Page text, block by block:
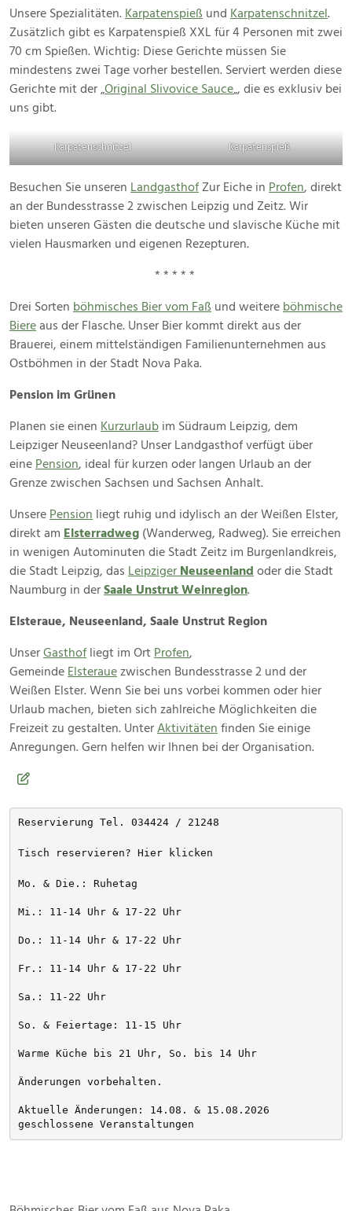
Unsere Spezialitäten. Karpatenspieß und Karpatenschnitzel.
Zusätzlich gibt es Karpatenspieß XXL für 4 Personen mit zwei
70 cm Spießen. Wichtig: Diese Gerichte müssen Sie
mindestens zwei Tage vorher bestellen. Serviert werden diese
Gerichte mit der „Original Slivovice Sauce„, die es exklusiv bei
uns gibt.
Karpatenschnitzel Karpatenspieß
Besuchen Sie unseren LandgasthofZur Eiche in Profen, direkt
an der Bundesstrasse 2 zwischen Leipzig und Zeitz. Wir
bieten unseren Gästen die deutsche und slavische Küche mit
vielen Hausmarken und eigenen Rezepturen.
* * * * *
Drei Sorten böhmisches Bier vom Faß und weitere böhmische
Biereaus der Flasche. Unser Bier kommt direkt aus der
Brauerei, einem mittelständigen Familienunternehmen aus
Ostböhmen in der Stadt Nova Paka.
Pension im Grünen
Planen sie einen Kurzurlaub im Südraum Leipzig, dem
Leipziger Neuseenland? Unser Landgasthof verfügt über
eine Pension, ideal für kurzen oder langen Urlaub an der
Grenze zwischen Sachsen und Sachsen Anhalt.
Unsere Pension liegt ruhig und idylisch an der Weißen Elster,
direkt am Elsterradweg (Wanderweg, Radweg). Sie erreichen
in wenigen Autominuten die Stadt Zeitz im Burgenlandkreis,
die Stadt Leipzig, das Leipziger Neuseenland oder die Stadt
Naumburg in derSaale Unstrut Weinregion.
Elsteraue, Neuseenland, Saale Unstrut Region
UnserGasthof liegt im Ort Profen,
Gemeinde Elsterauezwischen Bundesstrasse 2 und der
Weißen Elster. Wenn Sie bei uns vorbei kommen oder hier
Urlaub machen, bieten sich zahlreiche Möglichkeiten die
Freizeit zu gestalten. UnterAktivitäten finden Sie einige
Anregungen. Gern helfen wir Ihnen bei der Organisation.
Reservierung Tel. 034424 / 21248
Tisch reservieren? Hier klicken
Mo. & Die.: Ruhetag
Mi.: 11-14 Uhr & 17-22 Uhr
Do.: 11-14 Uhr & 17-22 Uhr
Fr.: 11-14 Uhr & 17-22 Uhr
Sa.: 11-22 Uhr
So. & Feiertage: 11-15 Uhr
Warme Küche bis 21 Uhr, So. bis 14 Uhr
Änderungen vorbehalten.
Aktuelle Änderungen: 14.08. & 15.08.2026
geschlossene Veranstaltungen